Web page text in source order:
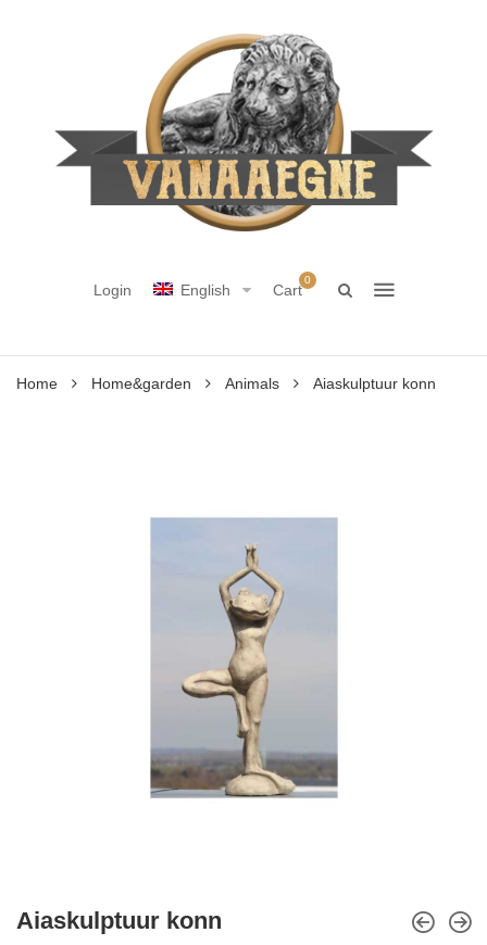
Login English
0
Cart
Home Home&garden Animals Aiaskulptuur konn
Aiaskulptuur konn